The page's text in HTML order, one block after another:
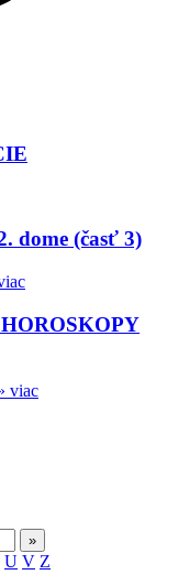
dome (časť 3)
viac
U V Z